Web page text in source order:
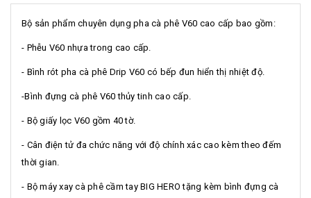
Bộ sản phẩm chuyên dụng pha cà phê V60 cao cấp bao gồm:
- Phễu V60 nhựa trong cao cấp.
- Bình rót pha cà phê Drip V60 có bếp đun hiển thị nhiệt độ.
-Bình đựng cà phê V60 thủy tinh cao cấp.
- Bộ giấy lọc V60 gồm 40 tờ.
- Cân điện tử đa chức năng với độ chính xác cao kèm theo đếm
thời gian.
- Bộ máy xay cà phê cầm tay BIG HERO tặng kèm bình đựng cà